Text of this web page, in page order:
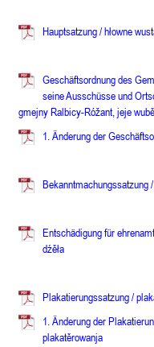
Hauptsatzung / hłowne
Geschäftsordnung des
seine Ausschüsse und
gmejny Ralbicy-Róžant, jeje
1. Änderung der
Bekanntmachungssatzung
Entschädigung für
dźěła
Plakatierungssatzung / p
1. Änderung der
plakatěrowanja